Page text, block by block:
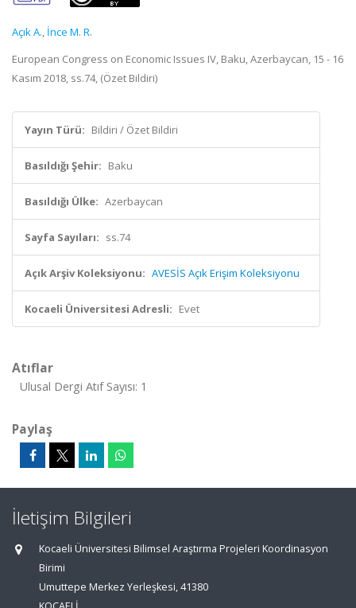
Açık A., İnce M. R.
European Congress on Economic Issues IV, Baku, Azerbaycan, 15 - 16
Kasım 2018, ss.74, (Özet Bildiri)
Yayın Türü: Bildiri / Özet Bildiri
Basıldığı Şehir: Baku
Basıldığı Ülke: Azerbaycan
Sayfa Sayıları: ss.74
Açık Arşiv Koleksiyonu: AVESİS Açık Erişim Koleksiyonu
Kocaeli Üniversitesi Adresli: Evet
Atıflar
Ulusal Dergi Atıf Sayısı: 1
Paylaş
İletişim Bilgileri
Kocaeli Üniversitesi Bilimsel Araştırma Projeleri Koordinasyon
Birimi
Umuttepe Merkez Yerleşkesi, 41380